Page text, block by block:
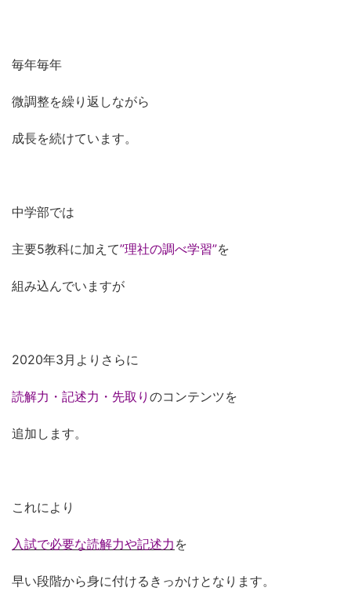
毎年毎年
微調整を繰り返しながら
成長を続けています。
中学部では
主要5教科に加えて”理社の調べ学習”を
組み込んでいますが
2020年3月よりさらに
読解力・記述力・先取り のコンテンツを
追加します。
これにより
入試で必要な読解力や記述力 を
早い段階から身に付けるきっかけとなります。